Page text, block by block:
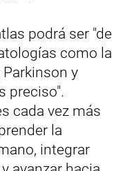
podrá ser "de
como la
y
preciso".
cada vez más
la
integrar